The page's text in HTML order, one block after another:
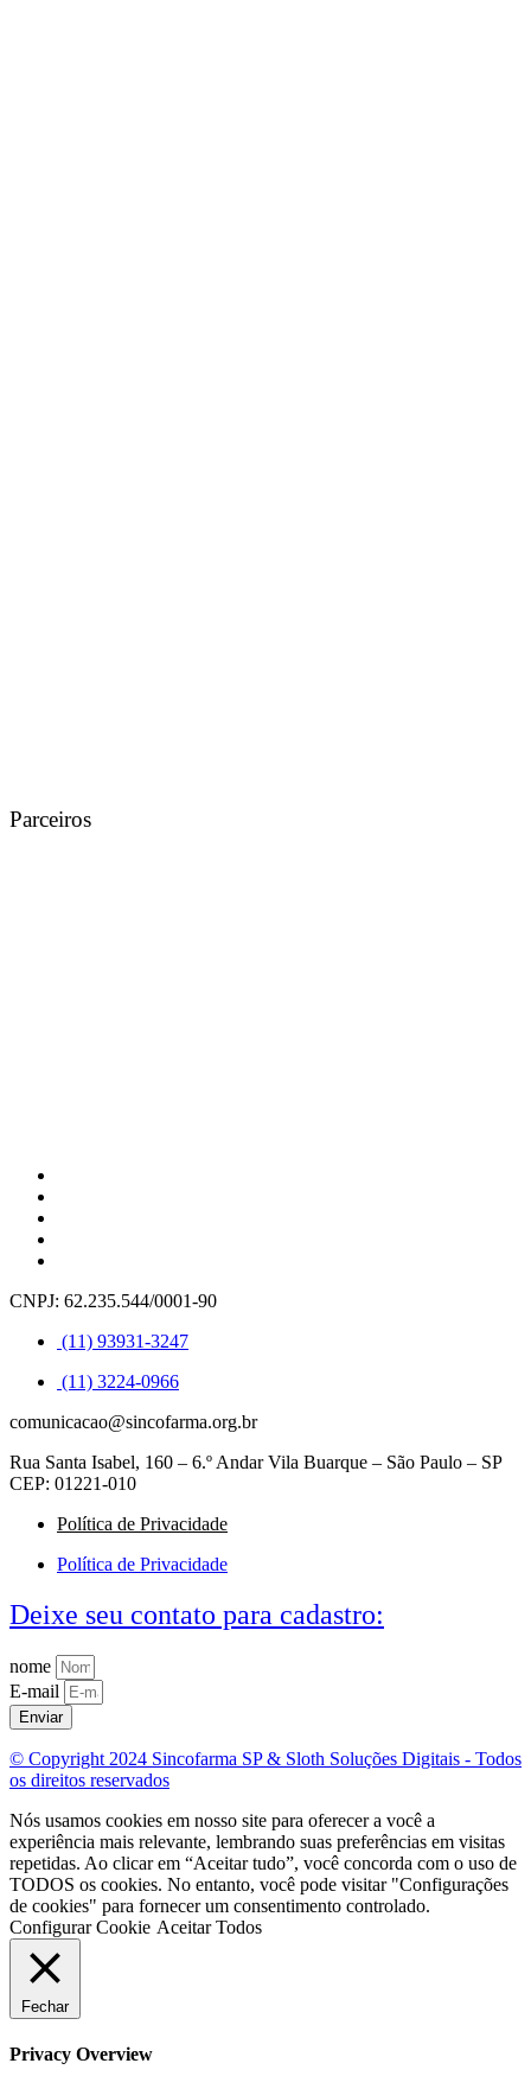
Parceiros
CNPJ: 62.235.544/0001-90
(11) 93931-3247
(11) 3224-0966
comunicacao@sincofarma.org.br
Rua Santa Isabel, 160 – 6.º Andar Vila Buarque – São Paulo – SP
CEP: 01221-010
Política de Privacidade
Política de Privacidade
Deixe seu contato para cadastro:
nome
E-mail
Enviar
© Copyright 2024 Sincofarma SP & Sloth Soluções Digitais - Todos
os direitos reservados
Nós usamos cookies em nosso site para oferecer a você a
experiência mais relevante, lembrando suas preferências em visitas
repetidas. Ao clicar em “Aceitar tudo”, você concorda com o uso de
TODOS os cookies. No entanto, você pode visitar "Configurações
de cookies" para fornecer um consentimento controlado.
Configurar Cookie Aceitar Todos
Fechar
Privacy Overview